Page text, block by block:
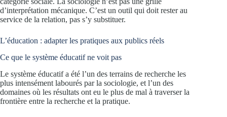
d’interprétation mécanique. C’est un outil qui doit rester au
service de la relation, pas s’y substituer.
L’éducation : adapter les pratiques aux publics réels
Ce que le système éducatif ne voit pas
Le système éducatif a été l’un des terrains de recherche les
plus intensément labourés par la sociologie, et l’un des
domaines où les résultats ont eu le plus de mal à traverser la
frontière entre la recherche et la pratique.